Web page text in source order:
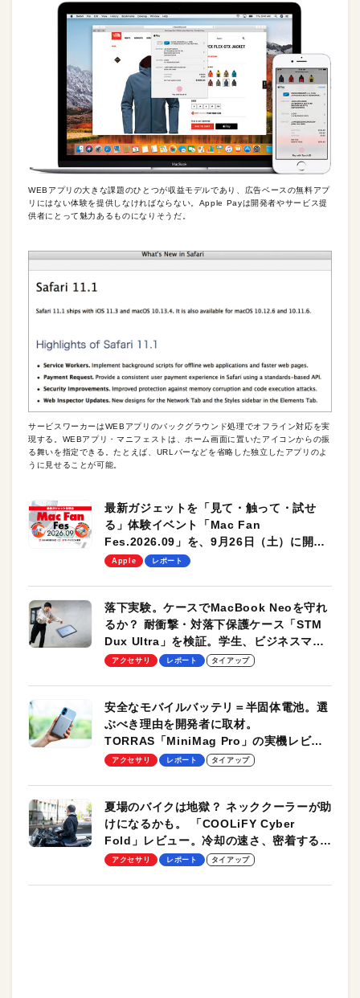
WEBアプリの大きな課題のひとつが収益モデルであり、広告ベースの無料アプ
リにはない体験を提供しなければならない。Apple Payは開発者やサービス提
供者にとって魅力あるものになりそうだ。
サービスワーカーはWEBアプリのバックグラウンド処理でオフライン対応を実
現する。WEBアプリ・マニフェストは、ホーム画面に置いたアイコンからの振
る舞いを指定できる。たとえば、URLバーなどを省略した独立したアプリのよ
うに見せることが可能。
最新ガジェットを「見て・触って・試せ
る」体験イベント「Mac Fan
Fes.2026.09」を、9月26日（土）に開催
します！
Apple レポート
落下実験。ケースでMacBook Neoを守れ
るか？ 耐衝撃・対落下保護ケース「STM
Dux Ultra」を検証。学生、ビジネスマン
のモバイルユースに最適！
アクセサリ レポート タイアップ
安全なモバイルバッテリ＝半固体電池。選
ぶべき理由を開発者に取材。
TORRAS「MiniMag Pro」の実機レビュ
ーも
アクセサリ レポート タイアップ
夏場のバイクは地獄？ ネッククーラーが助
けになるかも。 「COOLiFY Cyber
Fold」レビュー。冷却の速さ、密着する冷
却プレート、シンプルな操作性がグッド！
アクセサリ レポート タイアップ